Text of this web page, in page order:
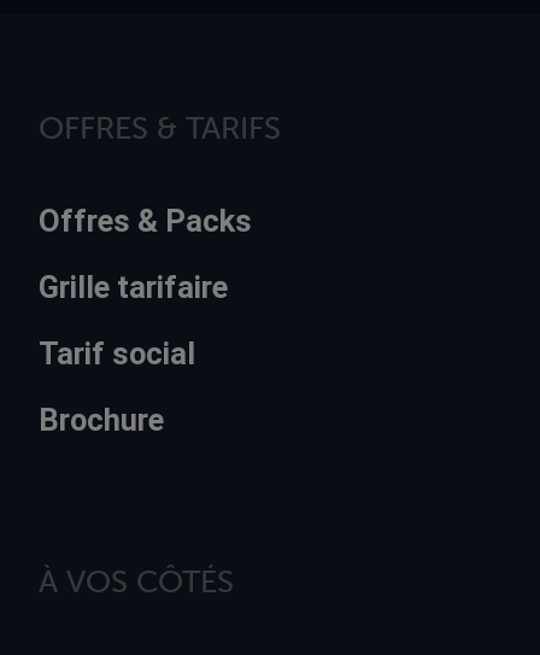
OFFRES & TARIFS
Offres & Packs
Grille tarifaire
Tarif social
Brochure
À VOS CÔTÉS